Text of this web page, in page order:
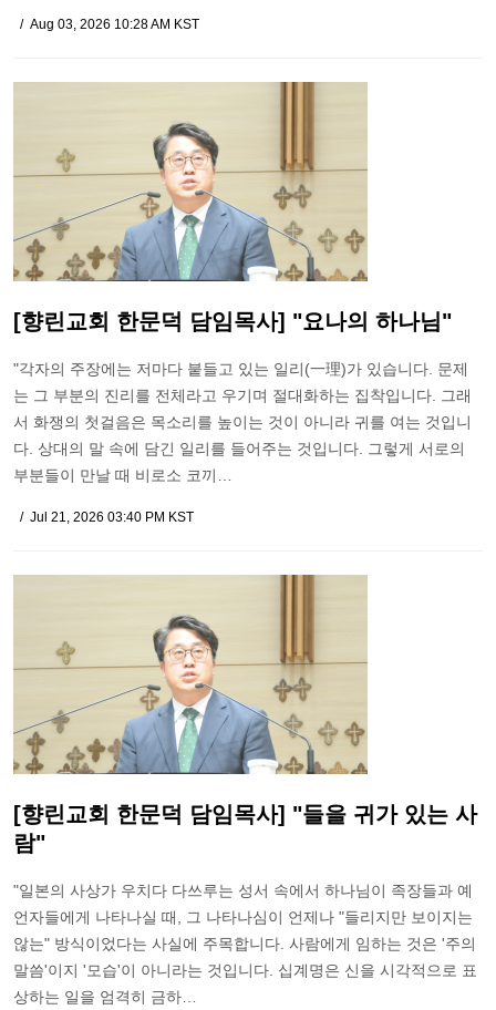
Aug 03, 2026 10:28 AM KST
[향린교회 한문덕 담임목사] "요나의 하나님"
"각자의 주장에는 저마다 붙들고 있는 일리(一理)가 있습니다. 문제
는 그 부분의 진리를 전체라고 우기며 절대화하는 집착입니다. 그래
서 화쟁의 첫걸음은 목소리를 높이는 것이 아니라 귀를 여는 것입니
다. 상대의 말 속에 담긴 일리를 들어주는 것입니다. 그렇게 서로의
부분들이 만날 때 비로소 코끼…
Jul 21, 2026 03:40 PM KST
[향린교회 한문덕 담임목사] "들을 귀가 있는 사
람"
"일본의 사상가 우치다 다쓰루는 성서 속에서 하나님이 족장들과 예
언자들에게 나타나실 때, 그 나타나심이 언제나 "들리지만 보이지는
않는" 방식이었다는 사실에 주목합니다. 사람에게 임하는 것은 '주의
말씀'이지 '모습'이 아니라는 것입니다. 십계명은 신을 시각적으로 표
상하는 일을 엄격히 금하…